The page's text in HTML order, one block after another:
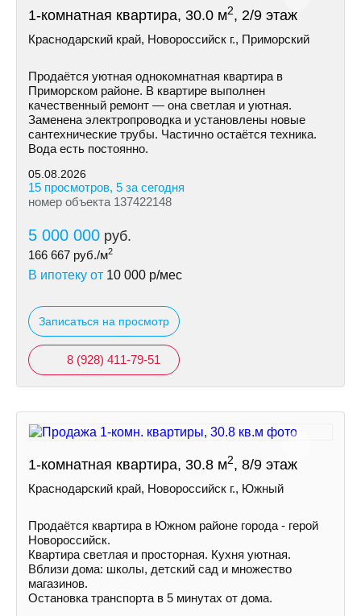
1-комнатная квартира, 30.0 м2, 2/9 этаж
Краснодарский край, Новороссийск г., Приморский
Продаётся уютная однокомнатная квартира в
Приморском районе. В квартире выполнен
качественный ремонт — она светлая и уютная.
Заменена электропроводка и установлены новые
сантехнические трубы. Частично остаётся техника.
Вода есть постоянно.
05.08.2026
15 просмотров, 5 за сегодня
номер объекта 137422148
5 000 000 руб.
166 667 руб./м2
В ипотеку от 10 000 р/мес
Записаться на просмотр
8 (928) 411-79-51
1-комнатная квартира, 30.8 м2, 8/9 этаж
Краснодарский край, Новороссийск г., Южный
Продаётся квартира в Южном районе города - герой
Новороссийск.
Квартира светлая и просторная. Кухня уютная.
Вблизи дома: школы, детский сад и множество
магазинов.
Остановка транспорта в 5 минутах от дома.